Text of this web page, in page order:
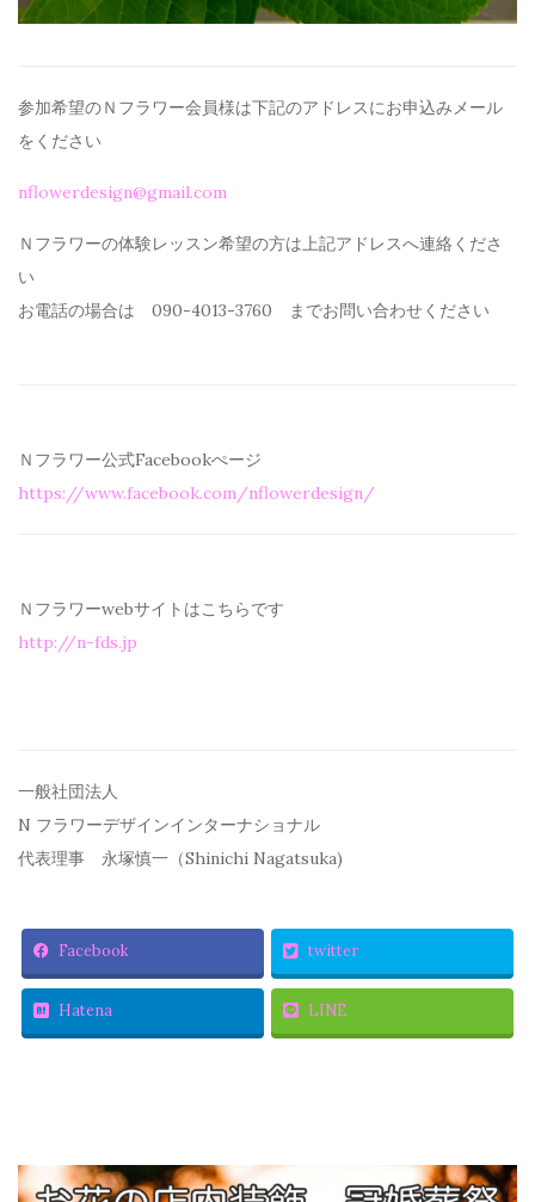
参加希望のＮフラワー会員様は下記のアドレスにお申込みメール
を ください
nflowerdesign@gmail.com
Ｎフラワーの体験レッスン希望の方は上記アドレスへ連絡くださ
い
お電話の場合は 090-4013-3760 までお問い合わせください
Ｎフラワー公式Facebookぺージ
https://www.facebook.com/nflowerdesign/
Ｎフラワーwebサイトはこちらです
http://n-fds.jp
一般社団法人
N フラワーデザインインターナショナル
代表理事 永塚慎一（Shinichi Nagatsuka)
Facebook twitter
Hatena LINE